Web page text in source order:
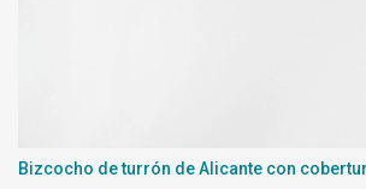
Bizcocho de turrón de Alicante con